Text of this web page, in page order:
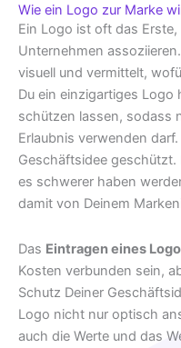
Wie ein Logo zur Marke
Ein Logo ist oft das
Unternehmen
visuell und vermittelt,
Du ein einzigartiges Logo
schützen lassen, sodass
Erlaubnis verwenden
Geschäftsidee
es schwerer haben
damit von Deinem
Das Eintragen eines
Kosten verbunden sein,
Schutz Deiner
Logo nicht nur optisch
auch die Werte und das